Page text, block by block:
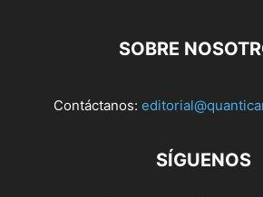
SOBRE
Contáctanos:
SÍGUENOS